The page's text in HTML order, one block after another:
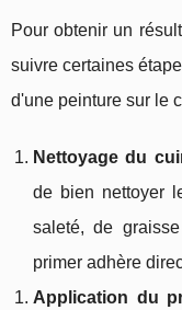
Pour obtenir un
suivre certaines
d'une peinture sur le
Nettoyage du
de bien nettoyer
saleté, de
primer adhère
Application du